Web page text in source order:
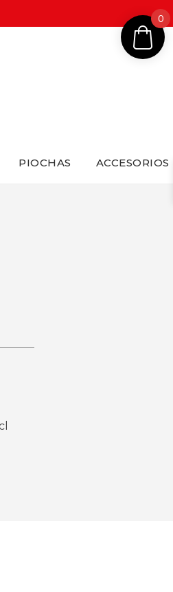
PIOCHAS ACCESORIOS
0